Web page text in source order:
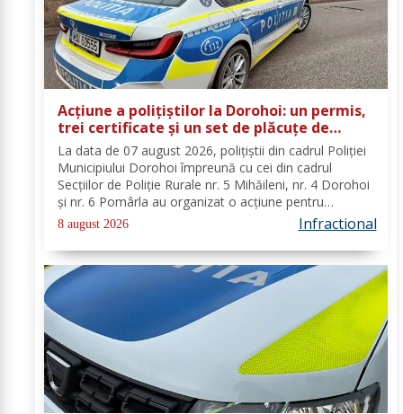
Acțiune a polițiștilor la Dorohoi: un permis,
trei certificate și un set de plăcuțe de
înmatriculare reținute
La data de 07 august 2026, polițiștii din cadrul Poliției
Municipiului Dorohoi împreună cu cei din cadrul
Secțiilor de Poliție Rurale nr. 5 Mihăileni, nr. 4 Dorohoi
și nr. 6 Pomârla au organizat o acțiune pentru
prevenirea și combaterea faptelor de natură penală și
contravențională, verificarea...
8 august 2026 Infractional